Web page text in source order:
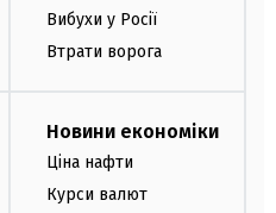
Вибухи у Росії
Втрати ворога
Новини економіки
Ціна нафти
Курси валют